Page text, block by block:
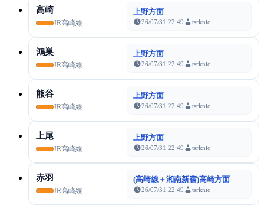
高崎
JR高崎線
上野方面
26/07/31 22:49 tsrknic
鴻巣
JR高崎線
上野方面
26/07/31 22:49 tsrknic
熊谷
JR高崎線
上野方面
26/07/31 22:49 tsrknic
上尾
JR高崎線
上野方面
26/07/31 22:49 tsrknic
赤羽
JR高崎線
(高崎線＋湘南新宿)高崎方面
26/07/31 22:49 tsrknic